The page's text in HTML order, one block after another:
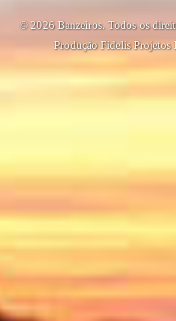
© 2026 Banzeiros. Todos os
ProduçãoFidelis Projetos